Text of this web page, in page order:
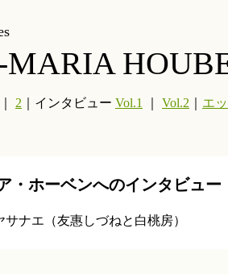
MARIA
2 ｜インタビュー Vol.1 Vol.2 エ
・ホーベンへのインタビュ
ナエ（友惠しづねと白桃房）